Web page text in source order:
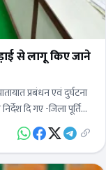
से लागू किए जाने
प्रबंधन एवं दुर्घटना
दि गए -जिला पूर्ति